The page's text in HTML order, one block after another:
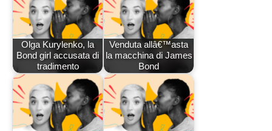
Olga Kurylenko, la
Bond girl accusata di
tradimento
Venduta allâ€™asta
la macchina di James
Bond